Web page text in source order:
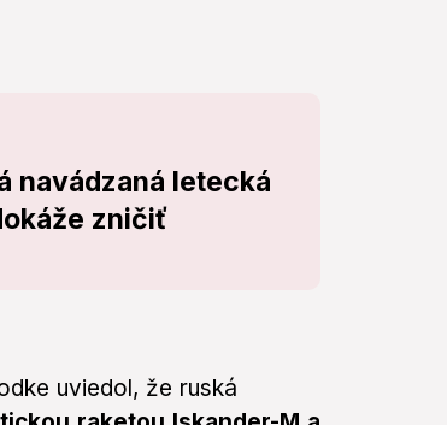
navádzaná letecká
zničiť
uviedol, že ruská